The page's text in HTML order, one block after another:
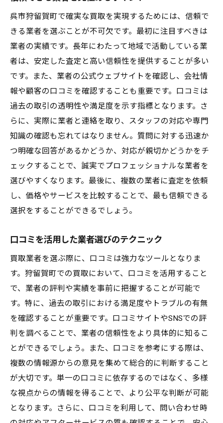
顧客が納得する査定プロセスとは
業者選びにおける透明性の比較ポイント
狩留賀町の業者が重視する透明性の文化
透明性が高い買取業者の特徴
初めての買取でも安心狩留賀町での体験をシェ
ア
買取に慣れていない方へのアドバイス
狩留賀町での初めての買取体験談
買取初心者が知っておくべきポイント
安心して利用できる買取サービスの特徴
初めてでもスムーズに進めるための準備
狩留賀町の買取業者が提供する迅速かつ正確な
正確な査定を保証するための取り組み
迅速かつ正確な査定の裏側
業者のアプローチによる査定の違い
スピーディーな対応の重要性
口コミから学ぶ狩留賀町の買取業者の選び方
口コミを活用した信頼性の確認法
評判の良い業者の特徴とは
狩留賀町で口コミが重要視される理由
呉市狩留賀町で確実な買取を実現するためには、信頼で
きる業者を選ぶことが不可欠です。最初に注目すべきは
業者の実績です。長年にわたって地域で活動している業
者は、安定した査定と高い信頼性を提供することが多い
です。また、業者の公式ウェブサイトを確認し、会社情
報や顧客の口コミを確認することも重要です。口コミは
過去の取引の透明性や満足度を示す指標となります。さ
らに、実際に業者と連絡を取り、スタッフの対応や専門
知識の確認も忘れてはなりません。質問に対する迅速か
つ明確な回答があるかどうか、対応が親切かどうかをチ
ェックすることで、誠実でプロフェッショナルな業者を
選びやすくなります。最後に、複数の業者に査定を依頼
し、価格やサービスを比較することで、最も信頼できる
選択をすることができるでしょう。
口コミを活用した業者選びのテクニック
買取業者を選ぶ際に、口コミは強力なツールとなりま
す。狩留賀町での買取において、口コミを活用すること
で、業者の評判や実績を事前に把握することが可能で
す。特に、過去の取引における満足度やトラブルの有無
を確認することが重要です。口コミサイトやSNSでの評
判を調べることで、業者の信頼性をより具体的に知るこ
とができるでしょう。また、口コミを参考にする際は、
複数の情報源からの意見を集めて総合的に判断すること
が大切です。単一の口コミに依存するのではなく、多様
な視点からの情報を得ることで、より公平な判断が可能
となります。さらに、口コミを利用して、問い合わせ時